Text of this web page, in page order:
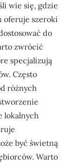
wie się, gdzie
oferuje szeroki
do
zwrócić
specjalizują
Często
różnych
lokalnych
być świetną
Warto